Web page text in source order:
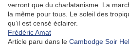
verront que du charlatanisme. La
la même pour tous. Le soleil des
qu’il est censé éclairer.
Frédéric Amat
Article paru dans le Cambodge Soir